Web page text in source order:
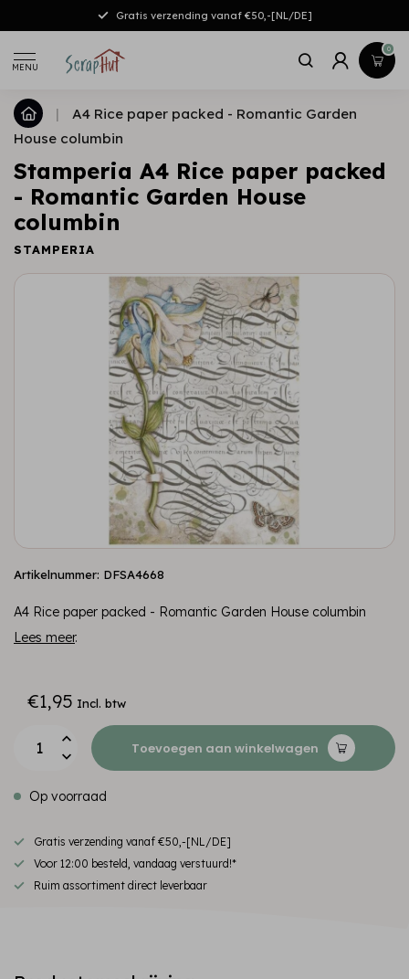
Gratis verzending vanaf €50,-[NL/DE]
MENU
0
|
A4 Rice paper packed - Romantic Garden
House columbin
Stamperia A4 Rice paper packed
- Romantic Garden House
columbin
STAMPERIA
Artikelnummer: DFSA4668
A4 Rice paper packed - Romantic Garden House columbin
Lees meer.
€1,95 Incl. btw
Toevoegen aan winkelwagen
Op voorraad
Gratis verzending vanaf €50,-[NL/DE]
Voor 12:00 besteld, vandaag verstuurd!*
Ruim assortiment direct leverbaar